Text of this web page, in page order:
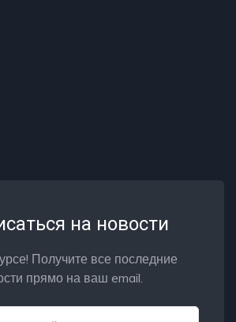
на новости
Получите все последние
прямо на ваш email.